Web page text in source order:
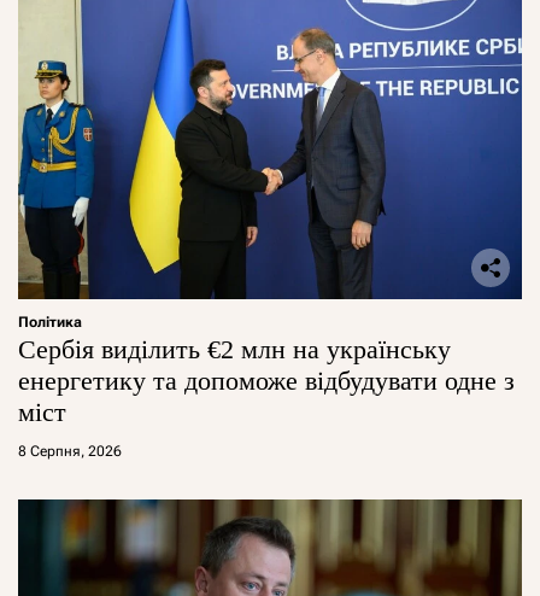
Політика
Сербія виділить €2 млн на українську
енергетику та допоможе відбудувати одне з
міст
8 Серпня, 2026